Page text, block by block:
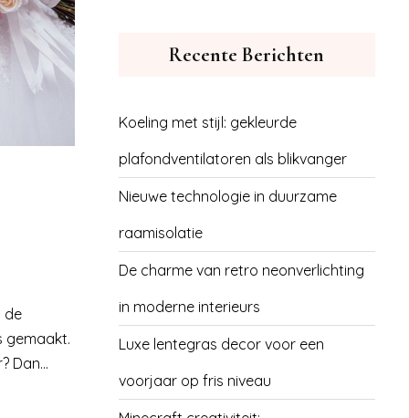
de
gemaakt.
Dan...
Recente Berichten
Koeling met stijl: gekleurde
plafondventilatoren als blikvanger
Nieuwe technologie in duurzame
raamisolatie
De charme van retro neonverlichting
in moderne interieurs
Luxe lentegras decor voor een
voorjaar op fris niveau